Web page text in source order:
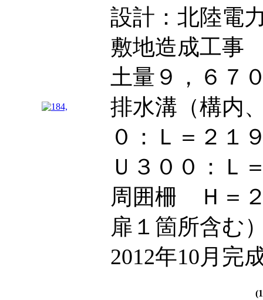
設計：北陸電
敷地造成工
土量９，６７
排水溝（構内
０：Ｌ＝２１
Ｕ３００：Ｌ
周囲柵 Ｈ＝
扉１箇所含む
2012年10月完